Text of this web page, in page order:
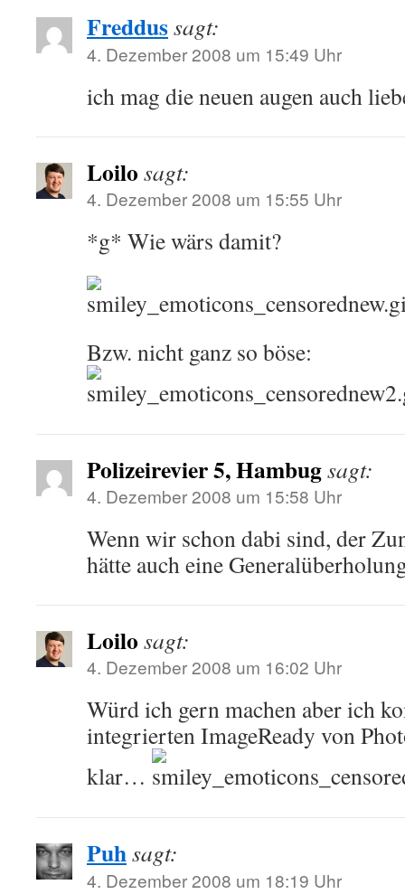
Freddussagt:
4. Dezember 2008 um 15:49 Uhr
ich mag die neuen augen auch
Loilo sagt:
4. Dezember 2008 um 15:55 Uhr
*g* Wie wärs damit?
Bzw. nicht ganz so böse:
Polizeirevier 5, Hambugsagt:
4. Dezember 2008 um 15:58 Uhr
Wenn wir schon dabi sind, der
hätte auch eine
Loilo sagt:
4. Dezember 2008 um 16:02 Uhr
Würd ich gern machen aber ich
integrierten ImageReady von
klar…
Puhsagt:
4. Dezember 2008 um 18:19 Uhr